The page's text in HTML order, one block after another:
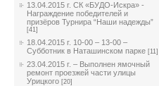
13.04.2015 г. СК «БУДО-Искра» -
Награждение победителей и
призёров Турнира “Наши надежды”
[41]
18.04.2015 г. 10-00 – 13-00 –
Субботник в Наташинском парке [11]
23.04.2015 г. – Выполнен ямочный
ремонт проезжей части улицы
Урицкого [20]